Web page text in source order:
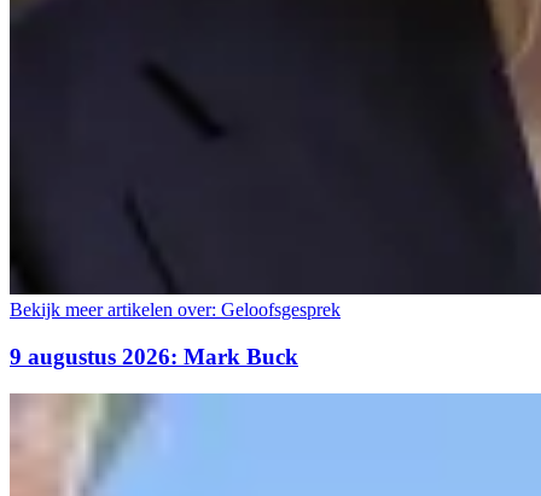
Bekijk meer artikelen over: Geloofsgesprek
9 augustus 2026: Mark Buck